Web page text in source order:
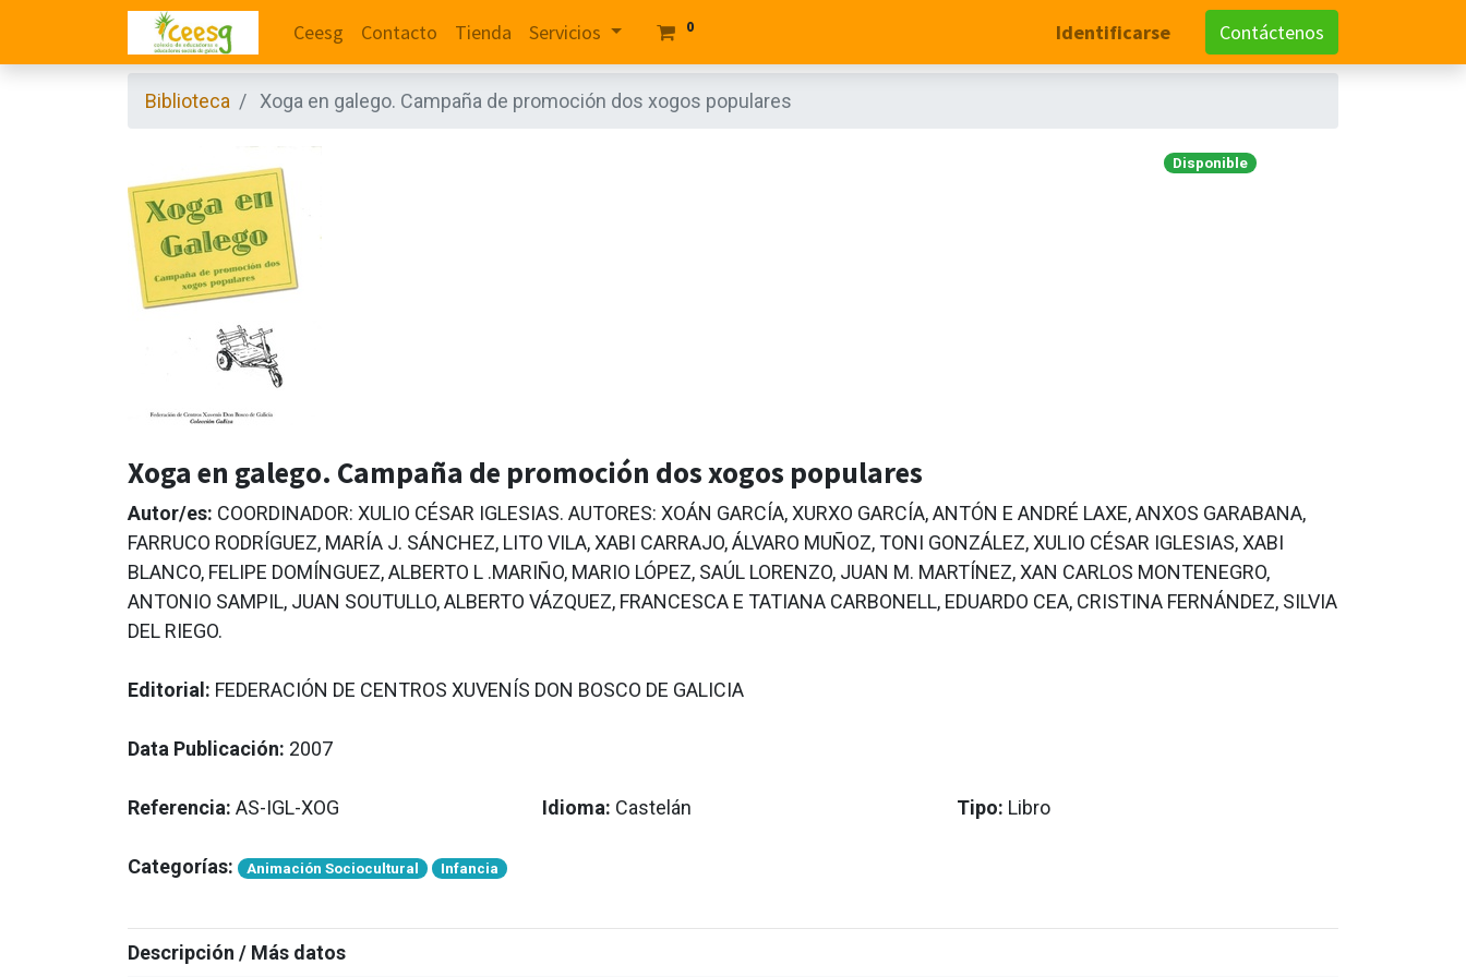
Ceesg Contacto Tienda Servicios 0 Identificarse Contáctenos
Biblioteca Xoga en galego. Campaña de promoción dos xogos populares
Disponible
Xoga en galego. Campaña de promoción dos xogos populares
Autor/es: COORDINADOR: XULIO CÉSAR IGLESIAS. AUTORES: XOÁN GARCÍA, XURXO GARCÍA, ANTÓN E ANDRÉ LAXE, ANXOS GARABANA,
FARRUCO RODRÍGUEZ, MARÍA J. SÁNCHEZ, LITO VILA, XABI CARRAJO, ÁLVARO MUÑOZ, TONI GONZÁLEZ, XULIO CÉSAR IGLESIAS, XABI
BLANCO, FELIPE DOMÍNGUEZ, ALBERTO L .MARIÑO, MARIO LÓPEZ, SAÚL LORENZO, JUAN M. MARTÍNEZ, XAN CARLOS MONTENEGRO,
ANTONIO SAMPIL, JUAN SOUTULLO, ALBERTO VÁZQUEZ, FRANCESCA E TATIANA CARBONELL, EDUARDO CEA, CRISTINA FERNÁNDEZ, SILVIA
DEL RIEGO.
Editorial: FEDERACIÓN DE CENTROS XUVENÍS DON BOSCO DE GALICIA
Data Publicación: 2007
Referencia: AS-IGL-XOG Idioma: Castelán Tipo: Libro
Categorías: Animación Sociocultural Infancia
Descripción / Más datos